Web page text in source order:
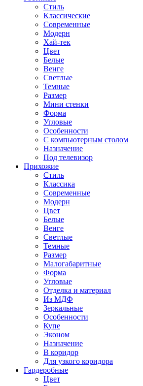
Стиль
Классические
Современные
Модерн
Хай-тек
Цвет
Белые
Венге
Светлые
Темные
Размер
Мини стенки
Форма
Угловые
Особенности
С компьютерным столом
Назначение
Под телевизор
Прихожие
Стиль
Классика
Современные
Модерн
Цвет
Белые
Венге
Светлые
Темные
Размер
Малогабаритные
Форма
Угловые
Отделка и материал
Из МДФ
Зеркальные
Особенности
Купе
Эконом
Назначение
В коридор
Для узкого коридора
Гардеробные
Цвет